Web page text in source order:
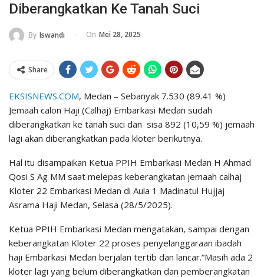
Diberangkatkan Ke Tanah Suci
By Iswandi On Mei 28, 2025
Share
EKSISNEWS.COM, Medan – Sebanyak 7.530 (89.41 %)
Jemaah calon Haji (Calhaj) Embarkasi Medan sudah
diberangkatkan ke tanah suci dan sisa 892 (10,59 %) jemaah
lagi akan diberangkatkan pada kloter berikutnya.
Hal itu disampaikan Ketua PPIH Embarkasi Medan H Ahmad
Qosi S Ag MM saat melepas keberangkatan jemaah calhaj
Kloter 22 Embarkasi Medan di Aula 1 Madinatul Hujjaj
Asrama Haji Medan, Selasa (28/5/2025).
Ketua PPIH Embarkasi Medan mengatakan, sampai dengan
keberangkatan Kloter 22 proses penyelanggaraan ibadah
haji Embarkasi Medan berjalan tertib dan lancar.“Masih ada 2
kloter lagi yang belum diberangkatkan dan pemberangkatan